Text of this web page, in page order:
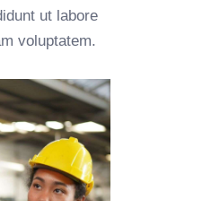
ut labore
voluptatem.